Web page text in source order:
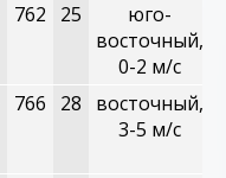
762 25
юго-
восточный,
0-2 м/с
766 28
восточный,
3-5 м/с